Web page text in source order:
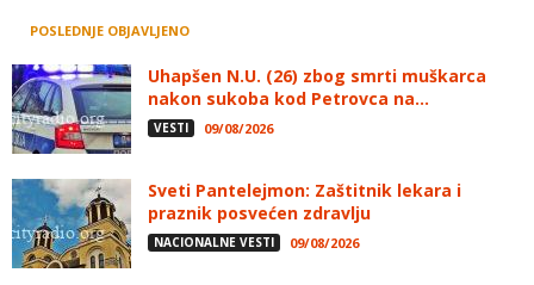
POSLEDNJE OBJAVLJENO
Uhapšen N.U. (26) zbog smrti muškarca
nakon sukoba kod Petrovca na...
VESTI 09/08/2026
Sveti Pantelejmon: Zaštitnik lekara i
praznik posvećen zdravlju
NACIONALNE VESTI 09/08/2026